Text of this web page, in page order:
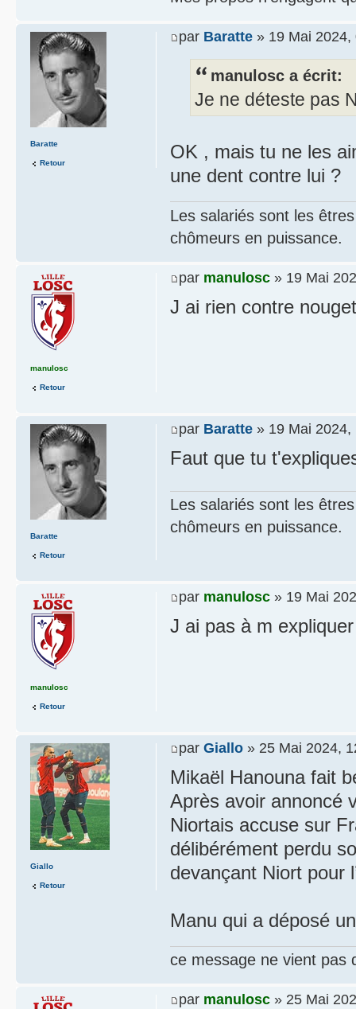
par Baratte » 19 Mai 2024,
manulosc a écrit:
Je ne déteste pas
OK , mais tu ne les
une dent contre lui ?
Les salariés sont les
chômeurs en puissance.
Baratte
Retour
par manulosc » 19 Mai
J ai rien contre
manulosc
Retour
par Baratte » 19 Mai 2024,
Faut que tu
Les salariés sont les
chômeurs en puissance.
Baratte
Retour
par manulosc » 19 Mai
J ai pas à m expliquer
manulosc
Retour
par Giallo » 25 Mai 2024,
Mikaël Hanouna fait
Après avoir annoncé
Niortais accuse sur
délibérément perdu
devançant Niort pour
Manu qui a déposé
ce message ne vient pas
Giallo
Retour
par manulosc » 25 Mai